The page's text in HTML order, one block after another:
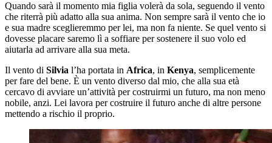
Quando sarà il momento mia figlia volerà da sola, seguendo il vento
che riterrà più adatto alla sua anima. Non sempre sarà il vento che io
e sua madre sceglieremmo per lei, ma non fa niente. Se quel vento si
dovesse placare saremo lì a soffiare per sostenere il suo volo ed
aiutarla ad arrivare alla sua meta.
Il vento di Silvia l’ha portata in Africa, in Kenya, semplicemente
per fare del bene. È un vento diverso dal mio, che alla sua età
cercavo di avviare un’attività per costruirmi un futuro, ma non meno
nobile, anzi. Lei lavora per costruire il futuro anche di altre persone
mettendo a rischio il proprio.